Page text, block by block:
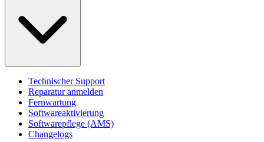
Technischer Support
Reparatur anmelden
Fernwartung
Softwareaktivierung
Softwarepflege (AMS)
Changelogs